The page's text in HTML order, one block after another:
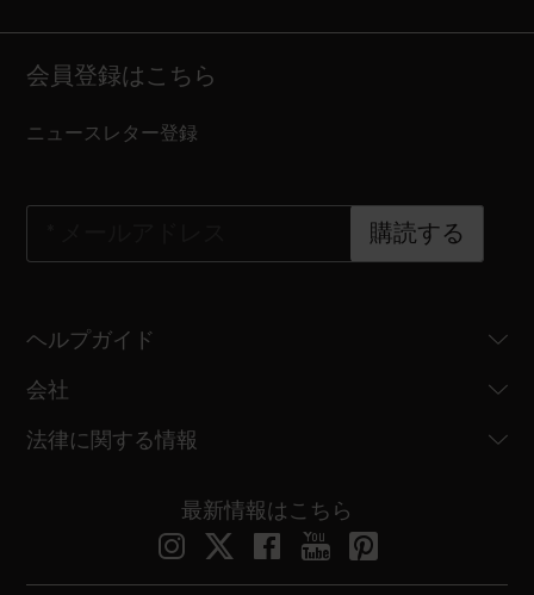
会員登録はこちら
ニュースレター登録
購読する
ヘルプガイド
会社
法律に関する情報
最新情報はこちら